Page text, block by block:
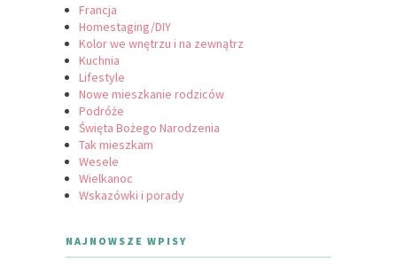
Francja
Homestaging/DIY
Kolor we wnętrzu i na zewnątrz
Kuchnia
Lifestyle
Nowe mieszkanie rodziców
Podróże
Święta Bożego Narodzenia
Tak mieszkam
Wesele
Wielkanoc
Wskazówki i porady
NAJNOWSZE WPISY